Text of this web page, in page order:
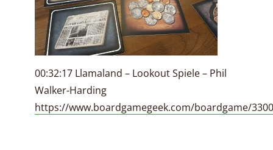
00:32:17 Llamaland – Lookout Spiele – Phil
Walker-Harding
https://www.boardgamegeek.com/boardgame/